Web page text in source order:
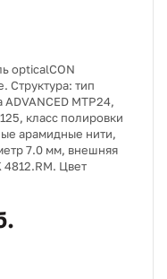
opticalCON
Структура: тип
MTP24,
класс полировки
арамидные нити,
7.0 мм, внешняя
4812.RM. Цвет